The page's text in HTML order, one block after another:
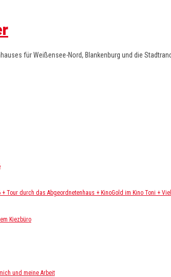
für Weißensee-Nord, Blankenburg und die
Tour durch das Abgeordnetenhaus + KinoGold im Kino Toni +
Kiezbüro
und meine Arbeit